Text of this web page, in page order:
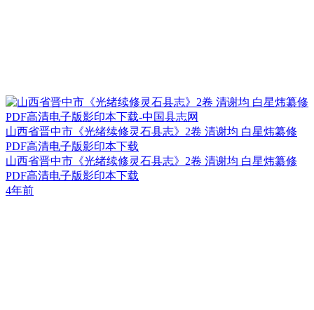
山西省晋中市《光绪续修灵石县志》2卷 清谢均 白星炜纂修
PDF高清电子版影印本下载
山西省晋中市《光绪续修灵石县志》2卷 清谢均 白星炜纂修
PDF高清电子版影印本下载
4年前